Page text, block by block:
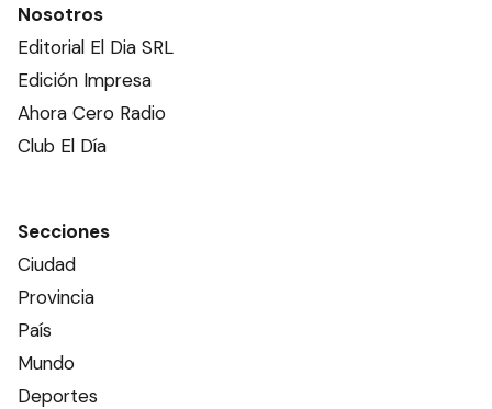
Nosotros
Editorial El Dia SRL
Edición Impresa
Ahora Cero Radio
Club El Día
Secciones
Ciudad
Provincia
País
Mundo
Deportes